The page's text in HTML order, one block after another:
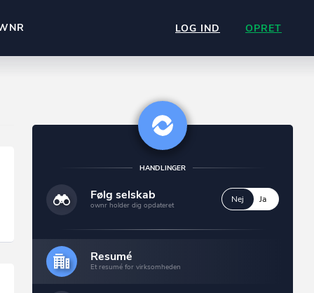
LOG IND OPRET
HANDLINGER
Følg selskab
ownr holder dig opdateret
Nej Ja
Resumé
Et resumé for virksomheden